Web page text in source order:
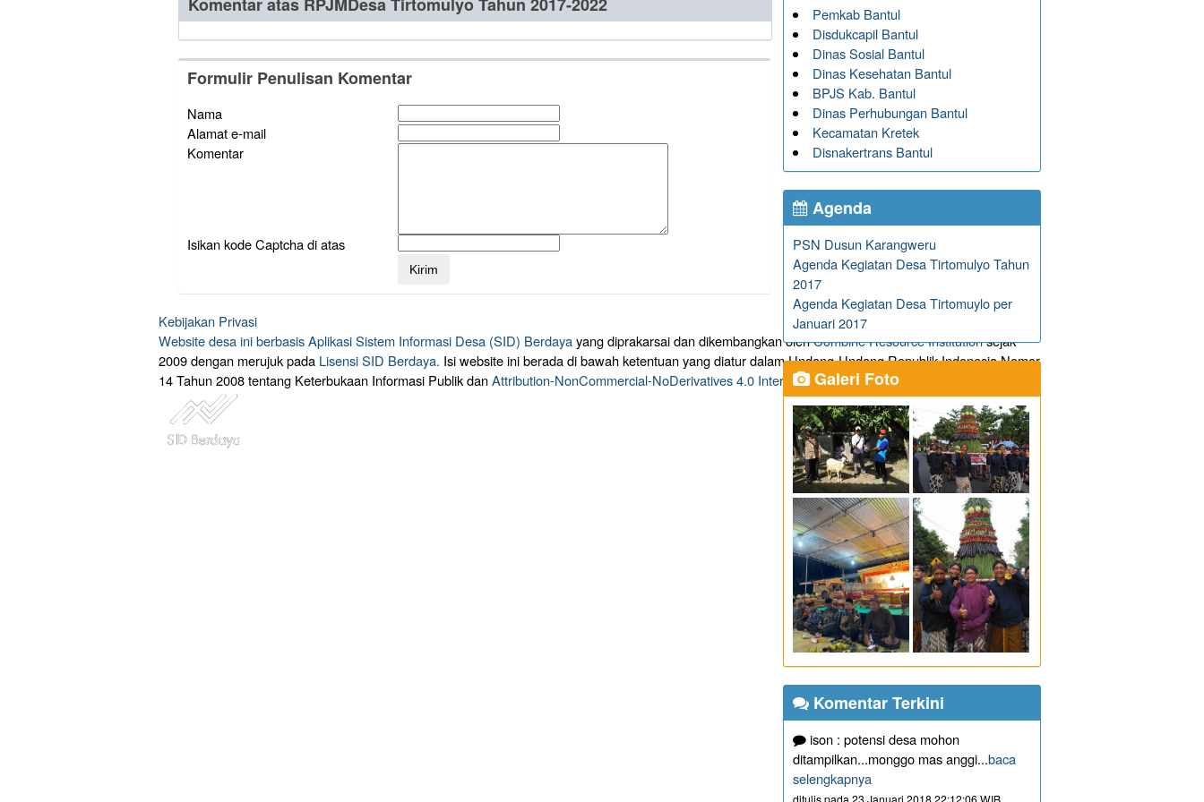
Formulir Penulisan Komentar
Nama
Alamat e-mail
Komentar
Isikan kode Captcha di atas
Pemkab Bantul
Disdukcapil Bantul
Dinas Sosial Bantul
Dinas Kesehatan Bantul
BPJS Kab. Bantul
Dinas Perhubungan Bantul
Kecamatan Kretek
Disnakertrans Bantul
Agenda
PSN Dusun Karangweru
Agenda Kegiatan Desa Tirtomulyo Tahun
2017
Agenda Kegiatan Desa Tirtomuylo per
Januari 2017
Galeri Foto
Komentar Terkini
ison : potensi desa mohon
ditampilkan...monggo mas anggi...baca
selengkapnya
ditulis pada 23 Januari 2018 22:12:06 WIB
Kebijakan Privasi
Website desa ini berbasisAplikasi Sistem Informasi Desa (SID) Berdayayang diprakarsai dan dikembangkan olehCombine Resource Institutionsejak
2009 dengan merujuk pada Lisensi SID Berdaya. Isi website ini berada di bawah ketentuan yang diatur dalam Undang-Undang Republik Indonesia Nomor
14 Tahun 2008 tentang Keterbukaan Informasi Publik danAttribution-NonCommercial-NoDerivatives 4.0 International (CC BY-NC-ND 4.0) License